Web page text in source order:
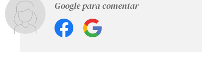
Google para comentar